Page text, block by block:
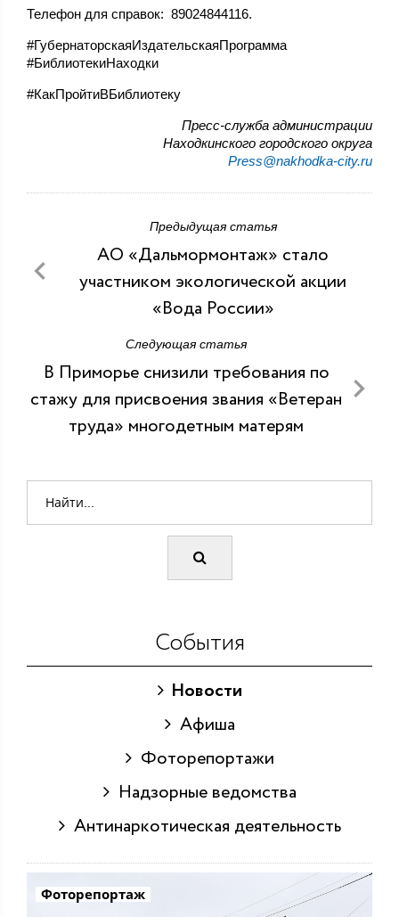
Телефон для справок: 89024844116.
#ГубернаторскаяИздательскаяПрограмма
#БиблиотекиНаходки
#КакПройтиВБиблиотеку
Пресс-служба администрации
Находкинского городского округа
Press@nakhodka-city.ru
Предыдущая статья
АО «Дальмормонтаж» стало
участником экологической акции
«Вода России»
Следующая статья
В Приморье снизили требования по
стажу для присвоения звания «Ветеран
труда» многодетным матерям
События
Новости
Афиша
Фоторепортажи
Надзорные ведомства
Антинаркотическая деятельность
Фоторепортаж